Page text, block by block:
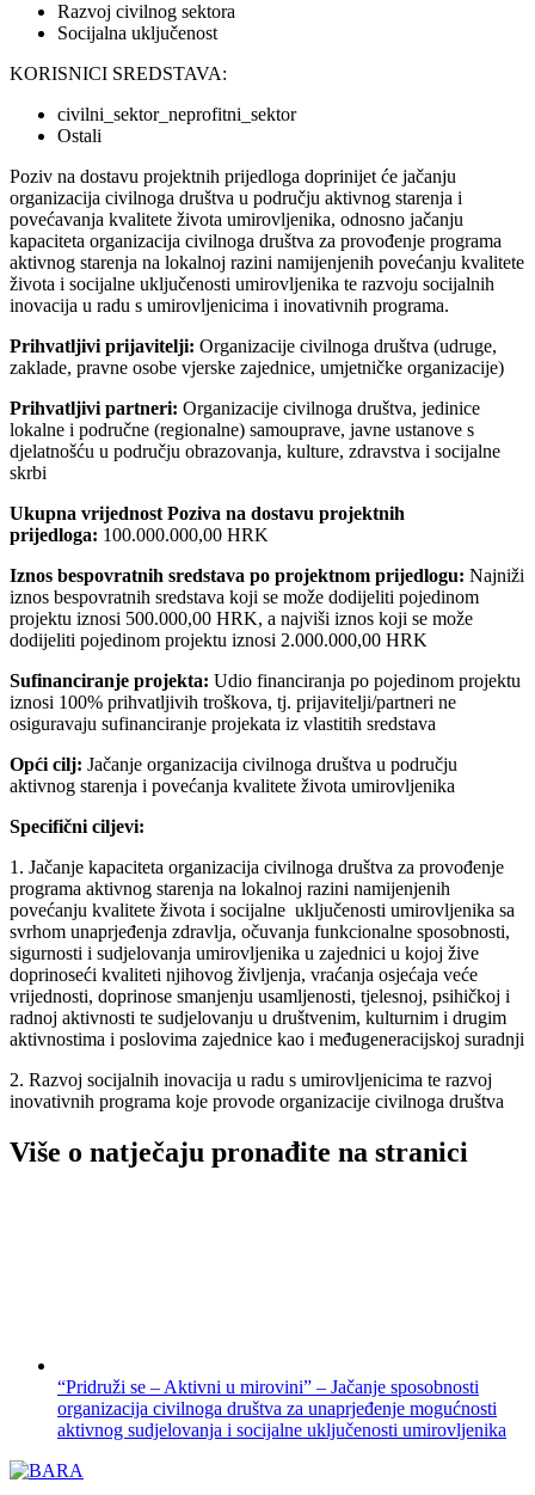
Razvoj civilnog sektora
Socijalna uključenost
KORISNICI SREDSTAVA:
civilni_sektor_neprofitni_sektor
Ostali
Poziv na dostavu projektnih prijedloga doprinijet će jačanju
organizacija civilnoga društva u području aktivnog starenja i
povećavanja kvalitete života umirovljenika, odnosno jačanju
kapaciteta organizacija civilnoga društva za provođenje programa
aktivnog starenja na lokalnoj razini namijenjenih povećanju kvalitete
života i socijalne uključenosti umirovljenika te razvoju socijalnih
inovacija u radu s umirovljenicima i inovativnih programa.
Prihvatljivi prijavitelji: Organizacije civilnoga društva (udruge,
zaklade, pravne osobe vjerske zajednice, umjetničke organizacije)
Prihvatljivi partneri: Organizacije civilnoga društva, jedinice
lokalne i područne (regionalne) samouprave, javne ustanove s
djelatnošću u području obrazovanja, kulture, zdravstva i socijalne
skrbi
Ukupna vrijednost Poziva na dostavu projektnih
prijedloga: 100.000.000,00 HRK
Iznos bespovratnih sredstava po projektnom prijedlogu: Najniži
iznos bespovratnih sredstava koji se može dodijeliti pojedinom
projektu iznosi 500.000,00 HRK, a najviši iznos koji se može
dodijeliti pojedinom projektu iznosi 2.000.000,00 HRK
Sufinanciranje projekta: Udio financiranja po pojedinom projektu
iznosi 100% prihvatljivih troškova, tj. prijavitelji/partneri ne
osiguravaju sufinanciranje projekata iz vlastitih sredstava
Opći cilj: Jačanje organizacija civilnoga društva u području
aktivnog starenja i povećanja kvalitete života umirovljenika
Specifični ciljevi:
1. Jačanje kapaciteta organizacija civilnoga društva za provođenje
programa aktivnog starenja na lokalnoj razini namijenjenih
povećanju kvalitete života i socijalne uključenosti umirovljenika sa
svrhom unaprjeđenja zdravlja, očuvanja funkcionalne sposobnosti,
sigurnosti i sudjelovanja umirovljenika u zajednici u kojoj žive
doprinoseći kvaliteti njihovog življenja, vraćanja osjećaja veće
vrijednosti, doprinose smanjenju usamljenosti, tjelesnoj, psihičkoj i
radnoj aktivnosti te sudjelovanju u društvenim, kulturnim i drugim
aktivnostima i poslovima zajednice kao i međugeneracijskoj suradnji
2. Razvoj socijalnih inovacija u radu s umirovljenicima te razvoj
inovativnih programa koje provode organizacije civilnoga društva
Više o natječaju pronađite na stranici
“Pridruži se – Aktivni u mirovini” – Jačanje sposobnosti
organizacija civilnoga društva za unaprjeđenje mogućnosti
aktivnog sudjelovanja i socijalne uključenosti umirovljenika